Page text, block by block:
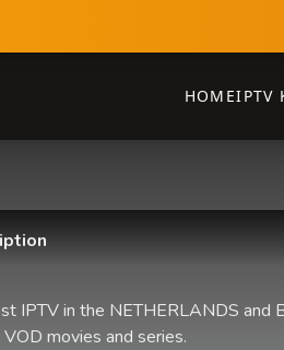
HOMEIPTV
IPTV in the NETHERLANDS
movies and series.